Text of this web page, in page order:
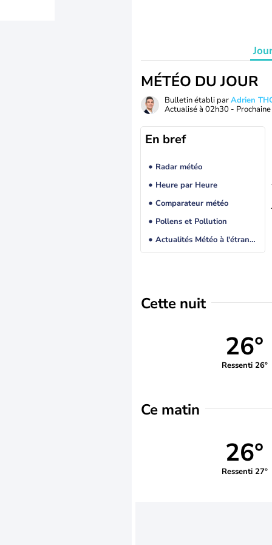
MÉTÉO DU JOUR
Bulletin établi parAdrien
Actualisé à 02h30 -
En bref
Radar météo
Heure par Heure
Comparateur météo
Pollens et Pollution
Actualités Météo à l'étranger
Cette nuit
26°
Ressenti 26°
Ce matin
26°
Ressenti 27°